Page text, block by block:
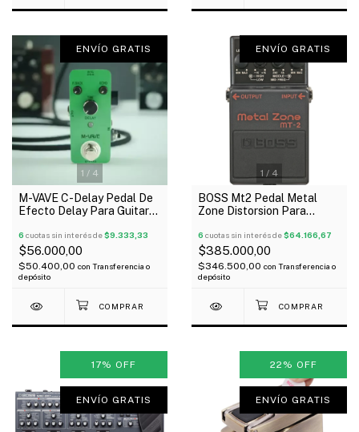
1 / 4
ENVÍO GRATIS
M-VAVE C-Delay Pedal De
Efecto Delay Para Guitarra
6 cuotas sin interés de$9.333,33
$56.000,00
$50.400,00 con Transferencia o
depósito
1 / 4
ENVÍO GRATIS
BOSS Mt2 Pedal Metal
Zone Distorsion Para
6 cuotas sin interés de$64.166,67
$385.000,00
$346.500,00 con Transferencia o
depósito
17% OFF
ENVÍO GRATIS
22 % OFF
ENVÍO GRATIS